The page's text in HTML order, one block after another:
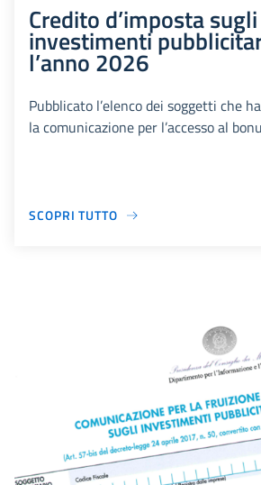
Credito d’imposta sugli
investimenti
l’anno 2026
Pubblicato l’elenco dei soggetti che
la comunicazione per l’accesso al
SCOPRI TUTTO